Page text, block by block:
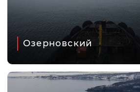
Озерновский